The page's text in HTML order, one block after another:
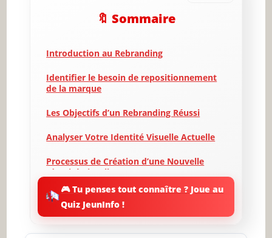
🔖 Sommaire
Introduction au Rebranding
Identifier le besoin de repositionnement
de la marque
Les Objectifs d’un Rebranding Réussi
Analyser Votre Identité Visuelle Actuelle
Processus de Création d’une Nouvelle
Identité Visuelle
Impliquer les Parties Prenantes
Communication et Lancement de la
Nouvelle Identité Visuelle
🎮 Tu penses tout connaître ? Joue au
Quiz JeunInfo !